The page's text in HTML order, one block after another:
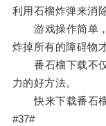
利用石榴炸弹来消
游戏操作简单，
炸掉所有的障碍物
番石榴下载不仅
力的好方法。
快来下载番石榴
#37#